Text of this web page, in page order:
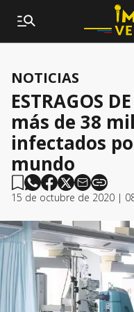
NOTICIAS
ESTRAGOS
más de 38
infectados
mundo
15 de octubre de 2020 |